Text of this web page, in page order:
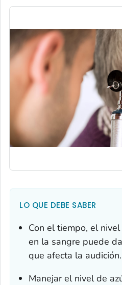
LO QUE DEBE SABER
Con el tiempo, el
en la sangre puede
que afecta la audición.
Manejar el nivel de